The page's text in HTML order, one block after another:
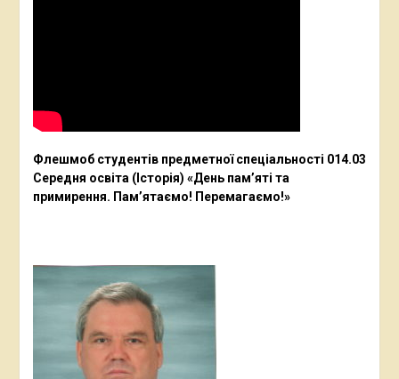
Флешмоб студентів предметної спеціальності 014.03
Середня освіта (Історія) «День пам’яті та
примирення. Пам’ятаємо! Перемагаємо!»